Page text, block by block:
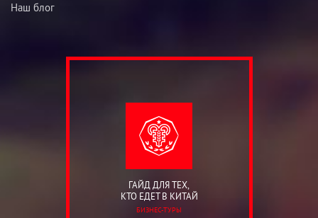
Наш блог
ГАЙД ДЛЯ ТЕХ,
КТО ЕДЕТ В КИТАЙ
БИЗНЕС-ТУРЫ